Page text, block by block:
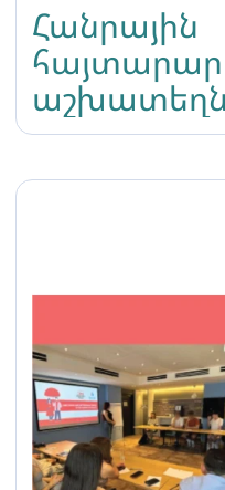
Հանրային
նկատմամբ
դեմ